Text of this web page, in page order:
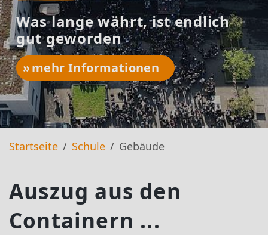
Was lange währt, ist endlich
gut geworden
mehr Informationen
Startseite Schule Gebäude
Auszug aus den
Containern ...